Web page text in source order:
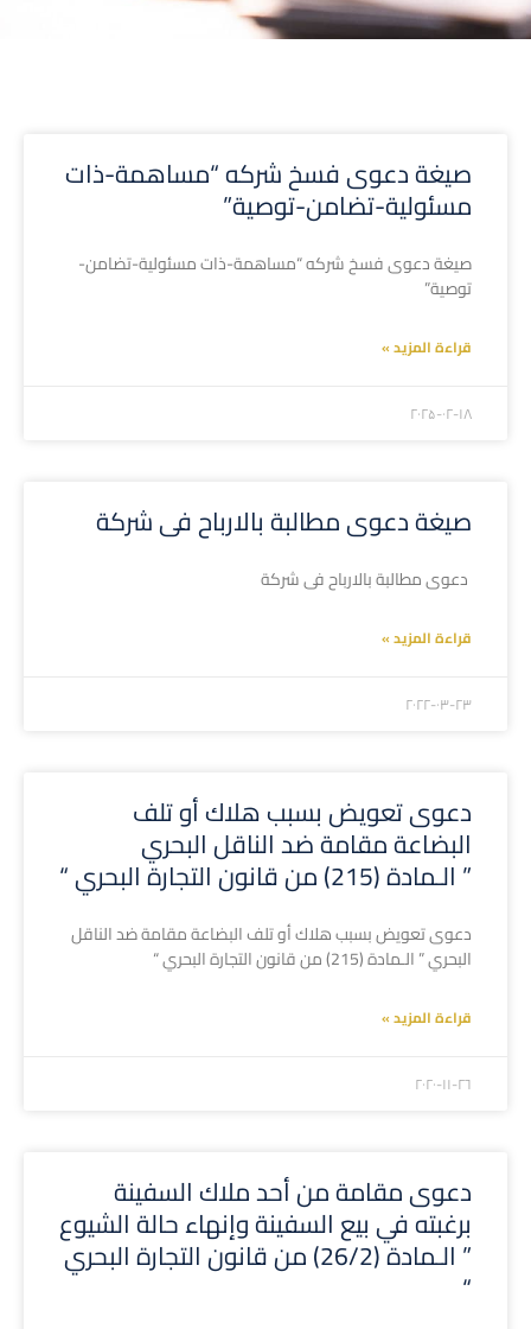
صيغة دعوى فسخ شركه “مساهمة-ذات
مسئولية-تضامن-توصية”
صيغة دعوى فسخ شركه “مساهمة-ذات مسئولية-تضامن-
توصية”
قراءة المزيد »
۲۰۲۵-۰۲-۱۸
صيغة دعوى مطالبة بالارباح فى شركة
دعوى مطالبة بالارباح فى شركة
قراءة المزيد »
۲۰۲۲-۰۳-۲۳
دعوى تعويض بسبب هلاك أو تلف
البضاعة مقامة ضد الناقل البحري
” الـمادة (215) من قانون التجارة البحري “
دعوى تعويض بسبب هلاك أو تلف البضاعة مقامة ضد الناقل
البحري ” الـمادة (215) من قانون التجارة البحري “
قراءة المزيد »
۲۰۲۰-۱۱-۲٦
دعوى مقامة من أحد ملاك السفينة
برغبته في بيع السفينة وإنهاء حالة الشيوع
” الـمادة (26/2) من قانون التجارة البحري
“